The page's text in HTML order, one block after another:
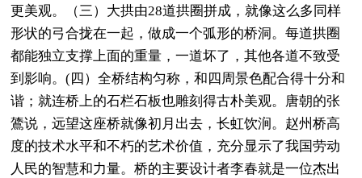
更美观。（三）大拱由28道拱圈拼成，就像这么多同样
形状的弓合拢在一起，做成一个弧形的桥洞。每道拱圈
都能独立支撑上面的重量，一道坏了，其他各道不致受
到影响。(四）全桥结构匀称，和四周景色配合得十分和
谐；就连桥上的石栏石板也雕刻得古朴美观。唐朝的张
鷟说，远望这座桥就像初月出去，长虹饮涧。赵州桥高
度的技术水平和不朽的艺术价值，充分显示了我国劳动
人民的智慧和力量。桥的主要设计者李春就是一位杰出